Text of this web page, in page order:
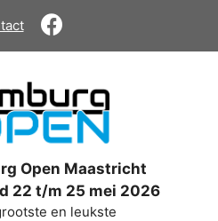
Open Maastricht
22 t/m 25 mei 2026
en leukste